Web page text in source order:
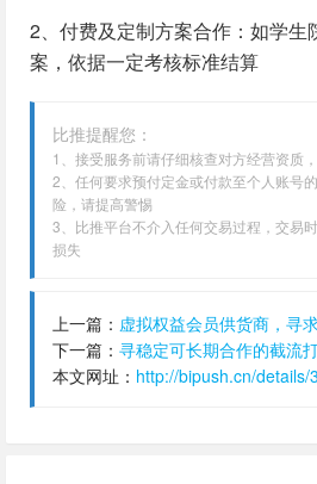
2、付费及定制方案合作：如学生
案，依据一定考核标准结算
比推提醒您：
1、接受服务前请仔细核查对方经营资质
2、任何要求预付定金或付款至个人账号
险，请提高警惕
3、比推平台不介入任何交易过程，交易
损失
上一篇： 虚拟权益会员供货商，寻
下一篇： 寻稳定可长期合作的截流打成人用品开店创业粉团队！我们
本文网址： http://bipush.cn/details/